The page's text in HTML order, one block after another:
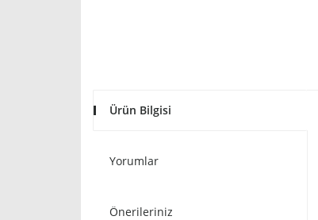
Ürün Bilgisi
Yorumlar
Önerileriniz